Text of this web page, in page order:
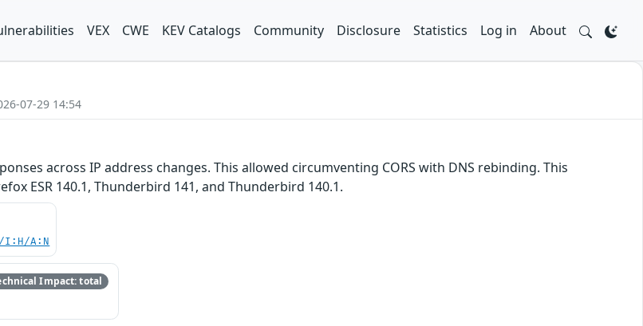
VEX CWE KEV Catalogs Community Disclosure Statistics Log in About
07-29 14:54
across IP address changes. This allowed circumventing CORS with DNS rebinding. This
ESR 140.1, Thunderbird 141, and Thunderbird 140.1.
I:H/A:N
Impact: total